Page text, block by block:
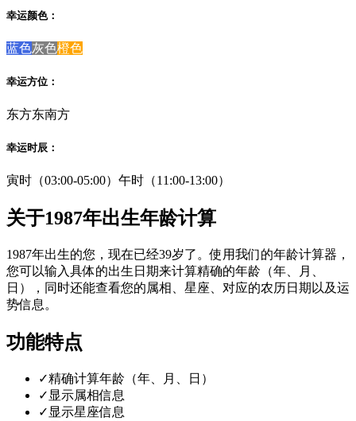
幸运颜色：
蓝色灰色橙色
幸运方位：
东方东南方
幸运时辰：
寅时（03:00-05:00） 午时（11:00-13:00）
关于1987年出生年龄计算
1987年出生的您，现在已经39岁了。使用我们的年龄计算器，
您可以输入具体的出生日期来计算精确的年龄（年、月、
日），同时还能查看您的属相、星座、对应的农历日期以及运
势信息。
功能特点
✓精确计算年龄（年、月、日）
✓ 显示属相信息
✓ 显示星座信息